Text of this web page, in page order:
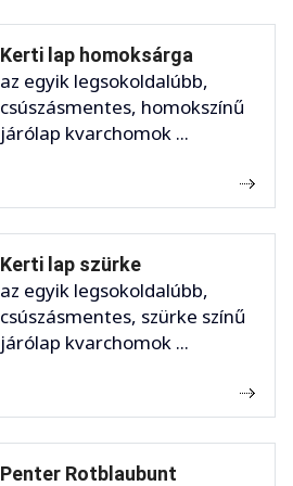
Kerti lap homoksárga
az egyik legsokoldalúbb,
csúszásmentes, homokszínű
járólap kvarchomok ...
Kerti lap szürke
az egyik legsokoldalúbb,
csúszásmentes, szürke színű
járólap kvarchomok ...
Penter Rotblaubunt